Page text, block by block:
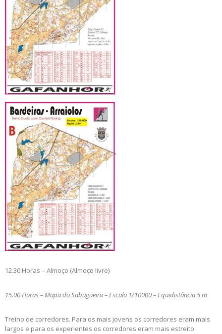
12.30 Horas – Almoço (Almoço livre)
15.00 Horas – Mapa do Sabugueiro – Escala 1/10000 – Equidistância 5 m
Treino de corredores. Para os mais jovens os corredores eram mais
largos e para os experientes os corredores eram mais estreito.